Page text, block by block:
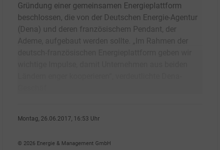
Gründung einer gemeinsamen Energieplattform
beschlossen, die von der Deutschen Energie-Agentur
(Dena) und deren französischem Pendant, der
Ademe, aufgebaut werden sollte. „Im Rahmen der
Montag, 26.06.2017, 16:53 Uhr
© 2026 Energie & Management GmbH